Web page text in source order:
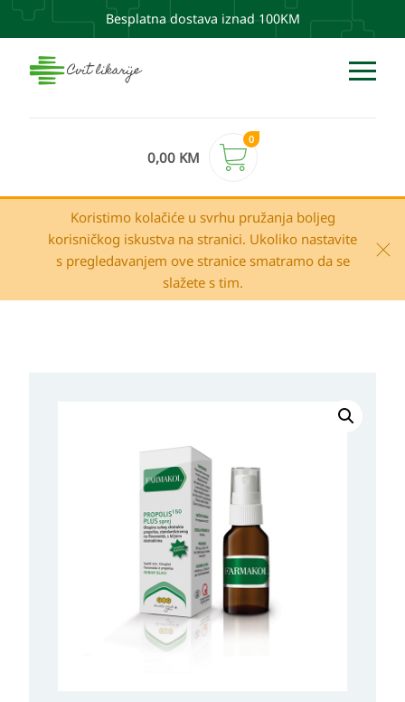
Besplatna dostava iznad 100KM
0,00 KM
0
Koristimo kolačiće u svrhu pružanja boljeg
korisničkog iskustva na stranici. Ukoliko nastavite
s pregledavanjem ove stranice smatramo da se
slažete s tim.